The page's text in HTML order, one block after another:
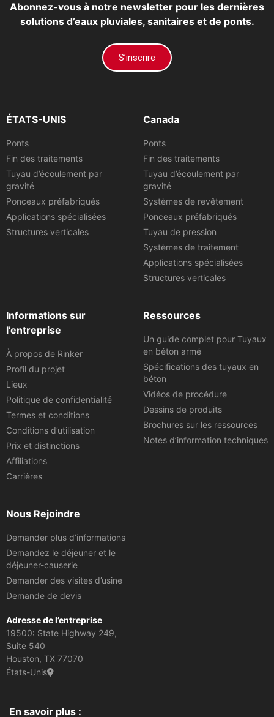
Abonnez-vous à notre newsletter pour les dernières
solutions d’eaux pluviales, sanitaires et de ponts.
S’inscrire
ÉTATS-UNIS
Ponts
Fin des traitements
Tuyau d’écoulement par
gravité
Ponceaux préfabriqués
Applications spécialisées
Structures verticales
Canada
Ponts
Fin des traitements
Tuyau d’écoulement par
gravité
Systèmes de revêtement
Ponceaux préfabriqués
Tuyau de pression
Systèmes de traitement
Applications spécialisées
Structures verticales
Informations sur
l’entreprise
À propos de Rinker
Profil du projet
Lieux
Politique de confidentialité
Termes et conditions
Conditions d’utilisation
Prix et distinctions
Affiliations
Carrières
Ressources
Un guide complet pour Tuyaux
en béton armé
Spécifications des tuyaux en
béton
Vidéos de procédure
Dessins de produits
Brochures sur les ressources
Notes d’information techniques
Nous Rejoindre
Demander plus d’informations
Demandez le déjeuner et le
déjeuner-causerie
Demander des visites d’usine
Demande de devis
Adresse de l’entreprise
19500: State Highway 249,
Suite 540
Houston, TX 77070
États-Unis
En savoir plus :